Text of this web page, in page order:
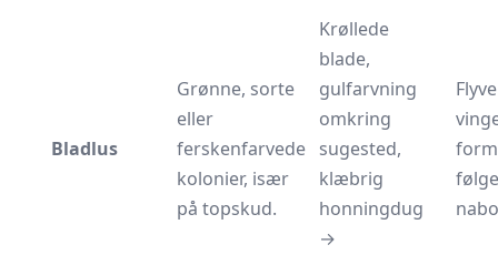
Bladlus
Grønne, sorte
eller
ferskenfarvede
kolonier, især
på topskud.
Krøllede
blade,
gulfarvning
omkring
sugested,
klæbrig
honningdug
→